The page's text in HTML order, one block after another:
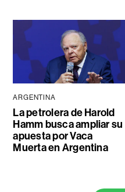
ARGENTINA
La petrolera de Harold
Hamm busca ampliar su
apuesta por Vaca
Muerta en Argentina